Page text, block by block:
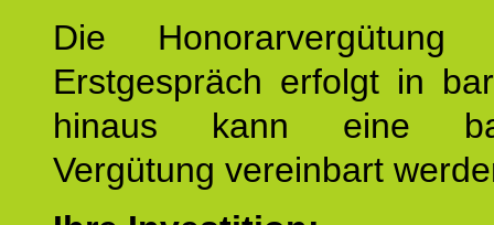
Die
Erstgespräch erfolgt in
hinaus kann eine
Vergütung vereinbart